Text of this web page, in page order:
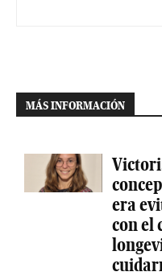
MÁS INFORMACIÓN
era
con el